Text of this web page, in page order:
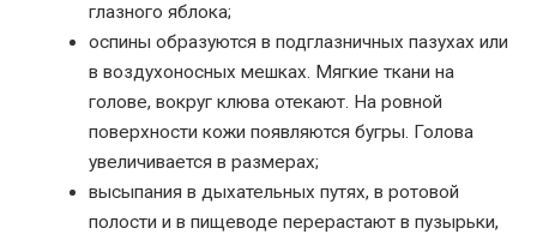
глазного яблока;
оспины образуются в подглазничных пазухах или
в воздухоносных мешках. Мягкие ткани на
голове, вокруг клюва отекают. На ровной
поверхности кожи появляются бугры. Голова
увеличивается в размерах;
высыпания в дыхательных путях, в ротовой
полости и в пищеводе перерастают в пузырьки,